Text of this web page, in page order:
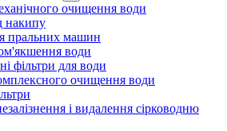
очищення води
накипу
пральних машин
води
фільтри для води
очищення води
і видалення сірководню